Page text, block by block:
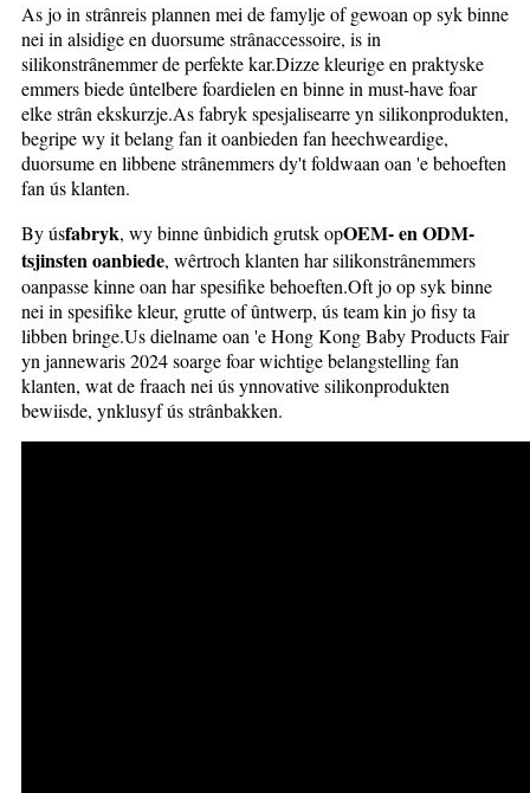
As jo ​​​​in strânreis plannen mei de famylje of gewoan op syk binne
nei in alsidige en duorsume strânaccessoire, is in
silikonstrânemmer de perfekte kar.Dizze kleurige en praktyske
emmers biede ûntelbere foardielen en binne in must-have foar
elke strân ekskurzje.As fabryk spesjalisearre yn silikonprodukten,
begripe wy it belang fan it oanbieden fan heechweardige,
duorsume en libbene strânemmers dy't foldwaan oan 'e behoeften
fan ús klanten.
By úsfabryk, wy binne ûnbidich grutsk opOEM- en ODM-
tsjinsten oanbiede, wêrtroch klanten har silikonstrânemmers
oanpasse kinne oan har spesifike behoeften.Oft jo op syk binne
nei in spesifike kleur, grutte of ûntwerp, ús team kin jo fisy ta
libben bringe.Us dielname oan 'e Hong Kong Baby Products Fair
yn jannewaris 2024 soarge foar wichtige belangstelling fan
klanten, wat de fraach nei ús ynnovative silikonprodukten
bewiisde, ynklusyf ús strânbakken.